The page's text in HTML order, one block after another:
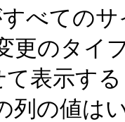
べてのサ
のタイ
表示する
値はい